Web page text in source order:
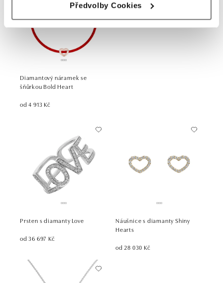
Předvolby Cookies
Diamantový náramek se
šňůrkou Bold Heart
od 4 913 Kč
Prsten s diamanty Love
od 36 697 Kč
Náušnice s diamanty Shiny
Hearts
od 28 030 Kč